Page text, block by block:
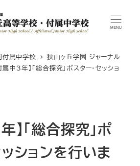
MENU
付属中学校
狭山ヶ丘学園 ジャーナル
属中3年】「総合探究」ポスター・セッショ
】「総合探究」ポ
ッションを行いま